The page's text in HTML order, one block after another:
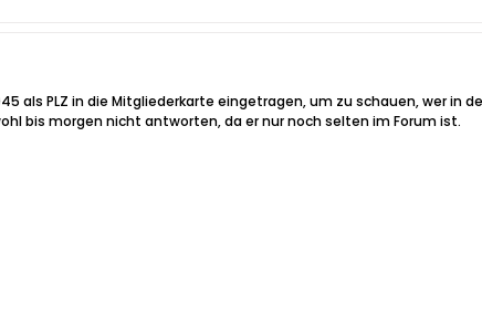
als PLZ in die Mitgliederkarte eingetragen, um zu schauen, wer in
bis morgen nicht antworten, da er nur noch selten im Forum ist.